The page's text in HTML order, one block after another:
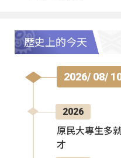
歷史上的今天
2026/ 08/
2026
原民大專生多
才